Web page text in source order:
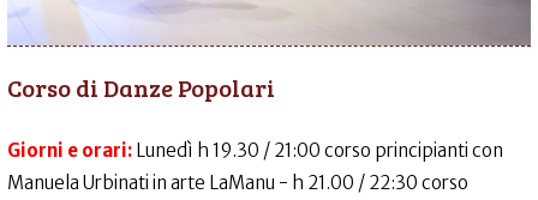
Corso di Danze Popolari
Giorni e orari: Lunedì h 19.30 / 21:00 corso principianti con
Manuela Urbinati in arte LaManu - h 21.00 / 22:30 corso